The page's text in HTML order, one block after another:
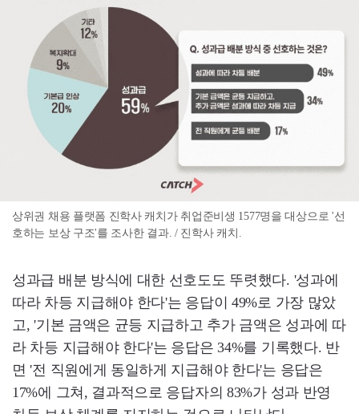
상위권 채용 플랫폼 진학사 캐치가 취업준비생 1577명을 대상으로 '선
호하는 보상 구조'를 조사한 결과. / 진학사 캐치.
성과급 배분 방식에 대한 선호도도 뚜렷했다. '성과에
따라 차등 지급해야 한다'는 응답이 49%로 가장 많았
고, '기본 금액은 균등 지급하고 추가 금액은 성과에 따
라 차등 지급해야 한다'는 응답은 34%를 기록했다. 반
면 '전 직원에게 동일하게 지급해야 한다'는 응답은
17%에 그쳐, 결과적으로 응답자의 83%가 성과 반영